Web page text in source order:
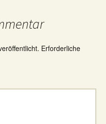
Erforderliche